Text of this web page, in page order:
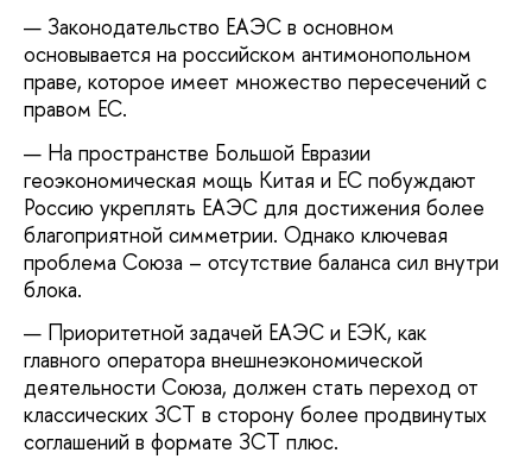
Законодательство ЕАЭС в основном
основывается на российском антимонопольном
праве, которое имеет множество пересечений с
правом ЕС.
На пространстве Большой Евразии
геоэкономическая мощь Китая и ЕС побуждают
Россию укреплять ЕАЭС для достижения более
благоприятной симметрии. Однако ключевая
проблема Союза – отсутствие баланса сил внутри
блока.
Приоритетной задачей ЕАЭС и ЕЭК, как
главного оператора внешнеэкономической
деятельности Союза, должен стать переход от
классических ЗСТ в сторону более продвинутых
соглашений в формате ЗСТ плюс.